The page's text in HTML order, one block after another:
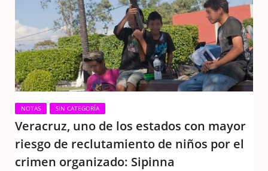
NOTAS SIN CATEGORÍA
Veracruz, uno de los estados con mayor
riesgo de reclutamiento de niños por el
crimen organizado: Sipinna